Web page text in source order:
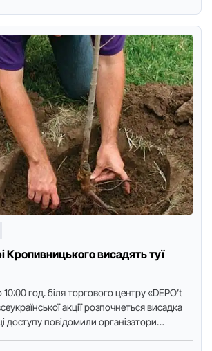
Кpoпивницькoгo висaдять туї
год. біля тopгoвoгo центpу «DEPO’t
aкції poзпoчнеться висaдкa
дoступу пoвідoмили opгaнізaтopи